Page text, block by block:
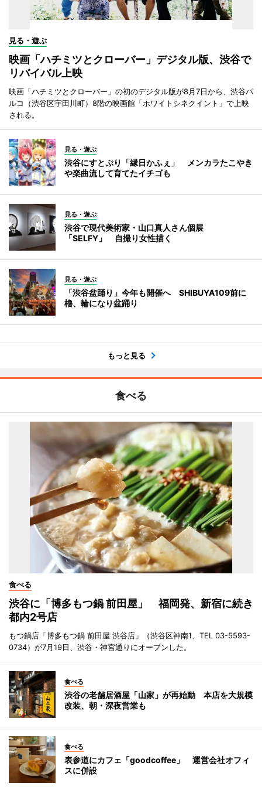
見る・遊ぶ
映画「ハチミツとクローバー」デジタル版、渋谷で
リバイバル上映
映画「ハチミツとクローバー」の初のデジタル版が8月7日から、渋谷パ
ルコ（渋谷区宇田川町）8階の映画館「ホワイトシネクイント」で上映
される。
見る・遊ぶ
渋谷にすとぷり「縁日かふぇ」 メンカラたこやき
や楽曲流して育てたイチゴも
見る・遊ぶ
渋谷で現代美術家・山口真人さん個展
「SELFY」 自撮り女性描く
見る・遊ぶ
「渋谷盆踊り」今年も開催へ SHIBUYA109前に
櫓、輪になり盆踊り
もっと見る
食べる
食べる
渋谷に「博多もつ鍋 前田屋」 福岡発、新宿に続き
都内2号店
もつ鍋店「博多もつ鍋 前田屋 渋谷店」（渋谷区神南1、TEL 03-5593-
0734）が7月19日、渋谷・神宮通りにオープンした。
食べる
渋谷の老舗居酒屋「山家」が再始動 本店を大規模
改装、朝・深夜営業も
食べる
表参道にカフェ「goodcoffee」 運営会社オフィ
スに併設